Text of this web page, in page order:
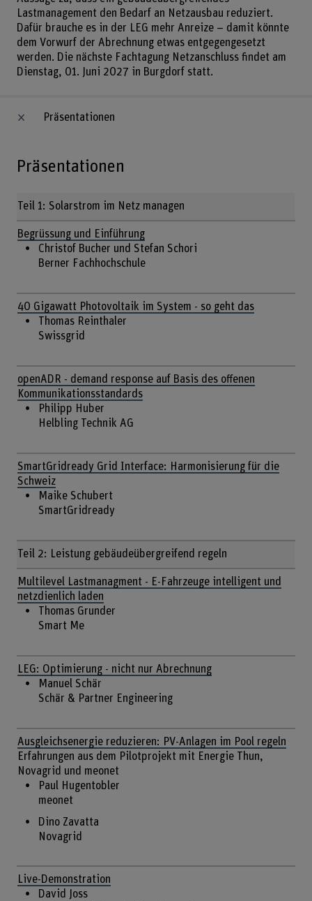
Lastmanagement den Bedarf an Netzausbau reduziert.
Dafür brauche es in der LEG mehr Anreize – damit könnte
dem Vorwurf der Abrechnung etwas entgegengesetzt
werden. Die nächste Fachtagung Netzanschluss findet am
Dienstag, 01. Juni 2027 in Burgdorf statt.
Präsentationen
Präsentationen
Teil 1: Solarstrom im Netz managen
Begrüssung und Einführung
Christof Bucher und Stefan Schori
Berner Fachhochschule
40 Gigawatt Photovoltaik im System - so geht das
Thomas Reinthaler
Swissgrid
openADR - demand response auf Basis des offenen
Kommunikationsstandards
Philipp Huber
Helbling Technik AG
SmartGridready Grid Interface: Harmonisierung für die
Schweiz
Maike Schubert
SmartGridready
Teil 2: Leistung gebäudeübergreifend regeln
Multilevel Lastmanagment - E-Fahrzeuge intelligent und
netzdienlich laden
Thomas Grunder
Smart Me
LEG: Optimierung - nicht nur Abrechnung
Manuel Schär
Schär & Partner Engineering
Ausgleichsenergie reduzieren: PV-Anlagen im Pool regeln
Erfahrungen aus dem Pilotprojekt mit Energie Thun,
Novagrid und meonet
Paul Hugentobler
meonet
Dino Zavatta
Novagrid
Live-Demonstration
David Joss